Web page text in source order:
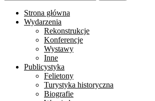
Strona główna
Wydarzenia
Rekonstrukcje
Konferencje
Wystawy
Inne
Publicystyka
Felietony
Turystyka historyczna
Biografie